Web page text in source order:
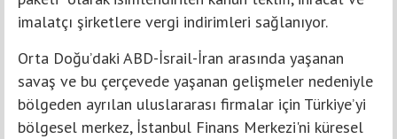
imalatçı şirketlere vergi indirimleri sağlanıyor.
Orta Doğu’daki ABD-İsrail-İran arasında yaşanan
savaş ve bu çerçevede yaşanan gelişmeler nedeniyle
bölgeden ayrılan uluslararası firmalar için Türkiye’yi
bölgesel merkez, İstanbul Finans Merkezi'ni küresel